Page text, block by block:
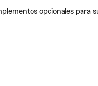
opcionales para